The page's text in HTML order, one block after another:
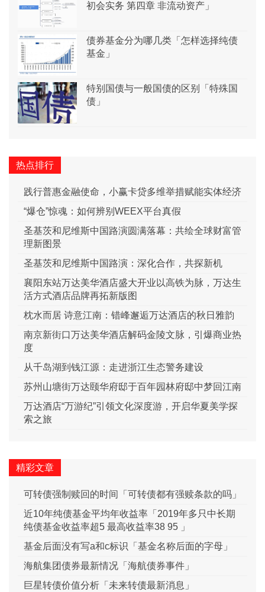
初会实务 第四章 非流动资产」
债券基金分为哪几类「怎样选择纯债
基金」
特别国债与一般国债的区别「特殊国
债」
热点排行
践行普惠金融使命，小赢卡贷多维举措赋能实体经济
“爆仓”惊魂：如何辨别WEEX平台真假
圣基茨和尼维斯中国路演圆满落幕：共绘全球财富管
理新图景
圣基茨和尼维斯中国路演：深化合作，共探新机
襄阳东站万达美华酒店盛大开业以高铁为脉，万达生
活方式酒店品牌再拓新版图
枕水而居 诗意江南：错峰邂逅万达酒店的秋日雅韵
南京新街口万达美华酒店解码金陵文脉，引爆商业热
度
从千岛湖到钱江源：走进浙江生态警务建设
苏州山塘街万达颐华府邸于百年园林府邸中梦回江南
万达酒店“万游纪”引领文化深度游，开启华夏美学探
索之旅
精彩文章
可转债强制赎回的时间「可转债都有强赎条款的吗」
近10年纯债基金平均年收益率「2019年多只中长期
纯债基金收益率超5 最高收益率38 95 」
基金后面没有写a和c标识「基金名称后面的字母」
海航集团债券最新情况「海航债券事件」
巨星转债价值分析「未来转债最新消息」